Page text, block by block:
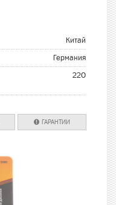
Китай
Германия
220
ГАРАНТИИ